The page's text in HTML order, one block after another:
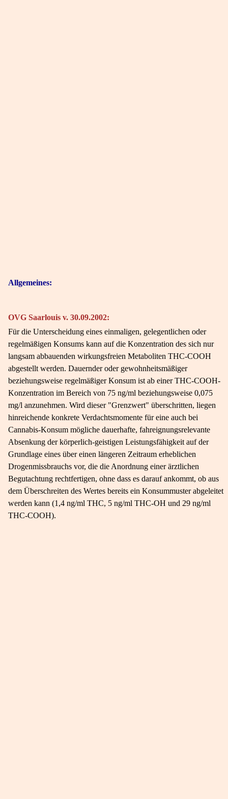
Allgemeines:
OVG Saarlouis v. 30.09.2002:
Für die Unterscheidung eines einmaligen, gelegentlichen oder
regelmäßigen Konsums kann auf die Konzentration des sich nur
langsam abbauenden wirkungsfreien Metaboliten THC-COOH
abgestellt werden. Dauernder oder gewohnheitsmäßiger
beziehungsweise regelmäßiger Konsum ist ab einer THC-COOH-
Konzentration im Bereich von 75 ng/ml beziehungsweise 0,075
mg/l anzunehmen. Wird dieser "Grenzwert" überschritten, liegen
hinreichende konkrete Verdachtsmomente für eine auch bei
Cannabis-Konsum mögliche dauerhafte, fahreignungsrelevante
Absenkung der körperlich-geistigen Leistungsfähigkeit auf der
Grundlage eines über einen längeren Zeitraum erheblichen
Drogenmissbrauchs vor, die die Anordnung einer ärztlichen
Begutachtung rechtfertigen, ohne dass es darauf ankommt, ob aus
dem Überschreiten des Wertes bereits ein Konsummuster abgeleitet
werden kann (1,4 ng/ml THC, 5 ng/ml THC-OH und 29 ng/ml
THC-COOH).